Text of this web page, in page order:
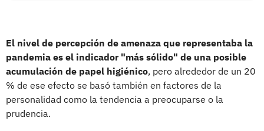
El nivel de percepción de amenaza que representaba la
pandemia es el indicador "más sólido" de una posible
acumulación de papel higiénico, pero alrededor de un 20
% de ese efecto se basó también en factores de la
personalidad como la tendencia a preocuparse o la
prudencia.